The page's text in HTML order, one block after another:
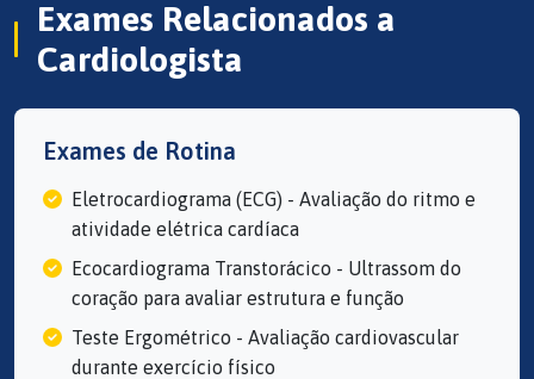
Exames Relacionados a
Cardiologista
Exames de Rotina
Eletrocardiograma (ECG) - Avaliação do ritmo e
atividade elétrica cardíaca
Ecocardiograma Transtorácico - Ultrassom do
coração para avaliar estrutura e função
Teste Ergométrico - Avaliação cardiovascular
durante exercício físico